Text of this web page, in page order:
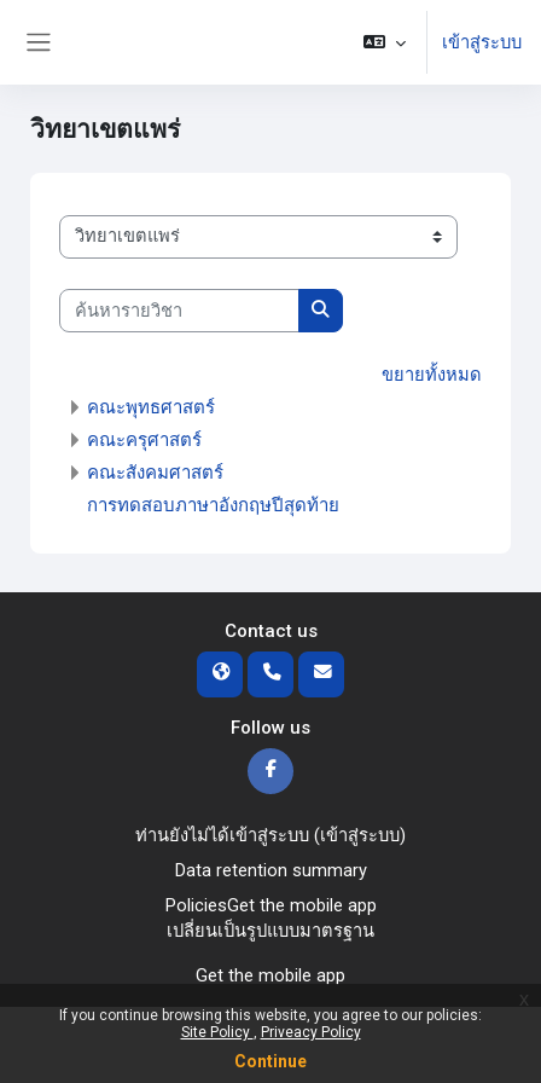
If you continue browsing this website, you agree to our policies:
Site Policy
Priveacy Policy
Continue
x
เข้าสู่ระบบ
วิทยาเขตแพร่
ประเภทของรายวิชา
ค้นหารายวิชา
ค้นหารายวิชา
ขยายทั้งหมด
คณะพุทธศาสตร์
คณะครุศาสตร์
คณะสังคมศาสตร์
การทดสอบภาษาอังกฤษปีสุดท้าย
Contact us
Follow us
ท่านยังไม่ได้เข้าสู่ระบบ (เข้าสู่ระบบ)
Data retention summary
PoliciesGet the mobile app
เปลี่ยนเป็นรูปแบบมาตรฐาน
Get the mobile app